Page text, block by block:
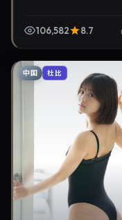
106,582 8.7
中国 杜比